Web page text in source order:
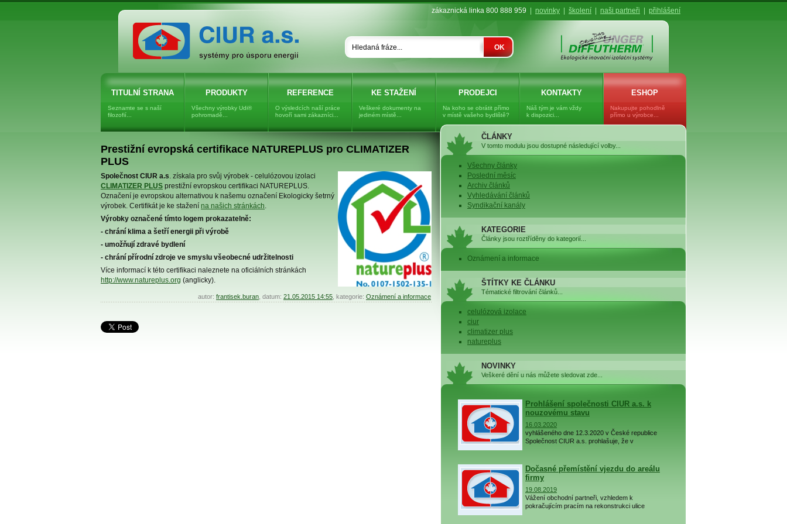
Dřevovláknitá izolace UNGER-
DIFFUTHERM, dřevovlákno
zákaznická linka 800 888 959 novinky školení naši partneři přihlášení
OK
TITULNÍ STRANA
Seznamte se s naší
filozofií...
PRODUKTY
Všechny výrobky Udi®
pohromadě...
REFERENCE
O výsledcích naší práce
hovoří sami zákazníci...
KE STAŽENÍ
Veškeré dokumenty na
jediném místě...
PRODEJCI
Na koho se obrátit přímo
v místě vašeho bydliště?
KONTAKTY
Náš tým je vám vždy
k dispozici...
ESHOP
Nakupujte pohodlně
přímo u výrobce...
Prestižní evropská certifikace NATUREPLUS pro CLIMATIZER
PLUS
Společnost CIUR a.s. získala pro svůj výrobek - celulózovou izolaci
CLIMATIZER PLUS prestižní evropskou certifikaci NATUREPLUS.
Označení je evropskou alternativou k našemu označení Ekologicky šetrný
výrobek. Certifikát je ke stažení na našich stránkách.
Výrobky označené tímto logem prokazatelně:
- chrání klima a šetří energii při výrobě
- umožňují zdravé bydlení
- chrání přírodní zdroje ve smyslu všeobecné udržitelnosti
Více informací k této certifikaci naleznete na oficiálních stránkách
http://www.natureplus.org (anglicky).
autor: frantisek.buran , datum: 21.05.2015 14:55 , kategorie: Oznámení a informace
ČLÁNKY
V tomto modulu jsou dostupné následující volby...
Všechny články
Poslední měsíc
Archiv článků
Vyhledávání článků
Syndikační kanály
KATEGORIE
Články jsou roztříděny do kategorií...
Oznámení a informace
ŠTÍTKY KE ČLÁNKU
Tématické filtrování článků...
celulózová izolace
ciur
climatizer plus
natureplus
NOVINKY
Veškeré dění u nás můžete sledovat zde...
Prohlášení společnosti CIUR a.s. k
nouzovému stavu
16.03.2020
vyhlášeného dne 12.3.2020 v České republice
Společnost CIUR a.s. prohlašuje, že v
Dočasné přemístění vjezdu do areálu
firmy
19.08.2019
Vážení obchodní partneři, vzhledem k
pokračujícím pracím na rekonstrukci ulice